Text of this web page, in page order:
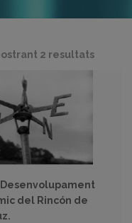
2 resultatsOrdenat
Desenvolupament
del Rincón de